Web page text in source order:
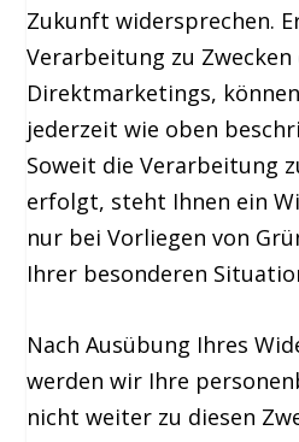
Zukunft widersprechen.
Verarbeitung zu Zwecken
Direktmarketings,
jederzeit wie oben
Soweit die Verarbeitung
erfolgt, steht Ihnen ein
nur bei Vorliegen von
Ihrer besonderen
Nach Ausübung Ihres
werden wir Ihre
nicht weiter zu diesen